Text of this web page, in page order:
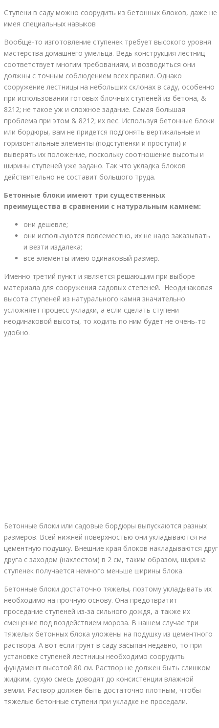
Ступени в саду можно соорудить из бетонных блоков, даже не
имея специальных навыков
Вообще-то изготовление ступенек требует высокого уровня
мастерства домашнего умельца. Ведь конструкция лестниц
соответствует многим требованиям, и возводиться они
должны с точным соблюдением всех правил. Однако
сооружение лестницы на небольших склонах в саду, особенно
при использовании готовых блочных ступеней из бетона, &
8212; не такое уж и сложное задание. Самая большая
проблема при этом & 8212; их вес. Используя бетонные блоки
или бордюры, вам не придется подгонять вертикальные и
горизонтальные элементы (подступенки и проступи) и
выверять их положение, поскольку соотношение высоты и
ширины ступеней уже задано. Так что укладка блоков
действительно не составит большого труда.
Бетонные блоки имеют три существенных
преимущества в сравнении с натуральным камнем:
они дешевле;
они используются повсеместно, их не надо заказывать
и везти издалека;
все элементы имею одинаковый размер.
Именно третий пункт и является решающим при выборе
материала для сооружения садовых степеней. Неодинаковая
высота ступеней из натурального камня значительно
усложняет процесс укладки, а если сделать ступени
неодинаковой высоты, то ходить по ним будет не очень-то
удобно.
Бетонные блоки или садовые бордюры выпускаются разных
размеров. Всей нижней поверхностью они укладываются на
цементную подушку. Внешние края блоков накладываются
друга с заходом (нахлестом) в 2 см, таким образом, ширина
ступенек получается немного меньше ширины блока.
Бетонные блоки достаточно тяжелы, поэтому укладывать их
необходимо на прочную основу. Она предотвратит
проседание ступеней из-за сильного дождя, а также их
смещение под воздействием мороза. В нашем случае три
тяжелых бетонных блока уложены на подушку из цементного
раствора. А вот если грунт в саду засыпан недавно, то при
установке ступеней лестницы необходимо соорудить
фундамент высотой 80 см. Раствор не должен быть слишком
жидким, сухую смесь доводят до консистенции влажной
земли. Раствор должен быть достаточно плотным, чтобы
тяжелые бетонные ступени при укладке не проседали.